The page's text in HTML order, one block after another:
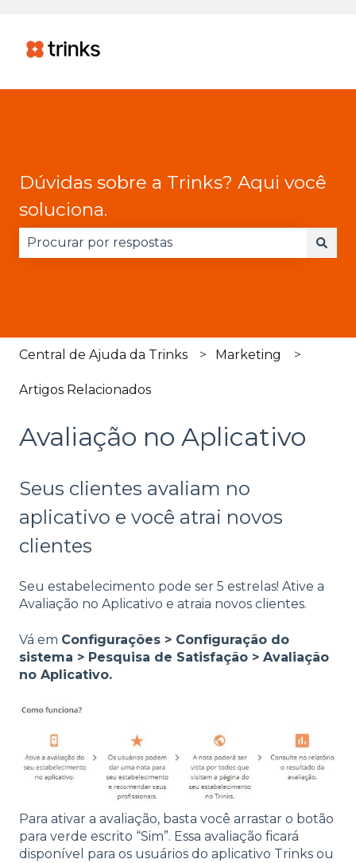
Dúvidas sobre a Trinks? Aqui você
soluciona.
Central de Ajuda da Trinks Marketing
Artigos Relacionados
Avaliação no Aplicativo
Seus clientes avaliam no
aplicativo e você atrai novos
clientes
Seu estabelecimento pode ser 5 estrelas! Ative a
Avaliação no Aplicativo e atraia novos clientes.
Vá em Configurações > Configuração do
sistema > Pesquisa de Satisfação > Avaliação
no Aplicativo.
Para ativar a avaliação, basta você arrastar o botão
para verde escrito “Sim”. Essa avaliação ficará
disponível para os usuários do aplicativo Trinks ou